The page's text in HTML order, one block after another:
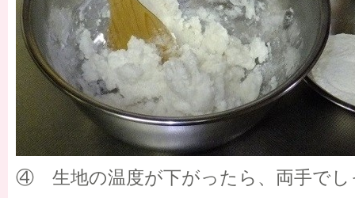
④ 生地の温度が下がったら、両手でし